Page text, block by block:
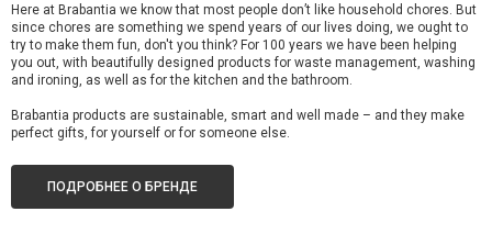
Here at Brabantia we know that most people don’t like household chores. But
since chores are something we spend years of our lives doing, we ought to
try to make them fun, don't you think? For 100 years we have been helping
you out, with beautifully designed products for waste management, washing
and ironing, as well as for the kitchen and the bathroom.
Brabantia products are sustainable, smart and well made – and they make
perfect gifts, for yourself or for someone else.
ПОДРОБНЕЕ О БРЕНДЕ